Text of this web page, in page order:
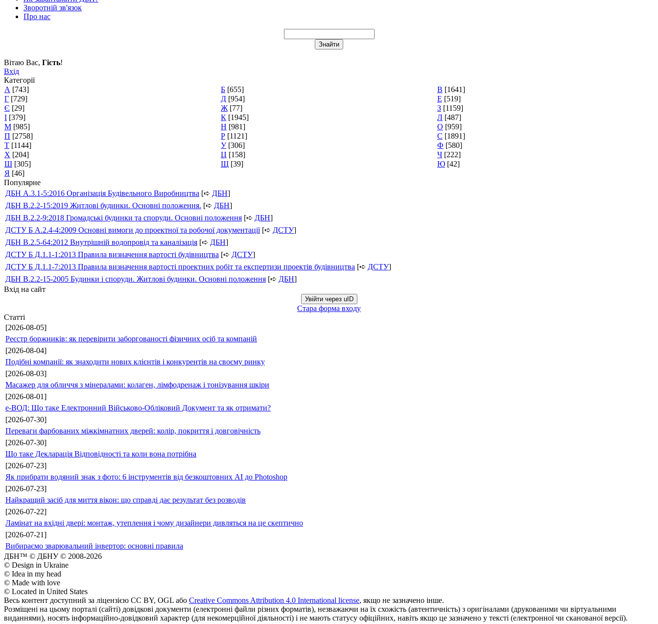
Зворотній зв'язок
Про нас
Вітаю Вас, Гість!
Вхід
Категорії
А [743] Б [655] В [1641]
Г [729] Д [954] Е [519]
Є [29] Ж [77] З [1159]
І [379] К [1945] Л [487]
М [985] Н [981] О [959]
П [2758] Р [1121] С [1891]
Т [1144] У [306] Ф [580]
Х [204] Ц [158] Ч [222]
Ш [305] Щ [39] Ю [42]
Я [46]
Популярне
ДБН А.3.1-5:2016 Організація Будівельного Виробництва [➪ ДБН]
ДБН В.2.2-15:2019 Житлові будинки. Основні положення. [➪ ДБН]
ДБН В.2.2-9:2018 Громадські будинки та споруди. Основні положення [➪ ДБН]
ДСТУ Б А.2.4-4:2009 Основні вимоги до проектної та робочої документації[➪ ДСТУ]
ДБН В.2.5-64:2012 Внутрішній водопровід та каналізація [➪ ДБН]
ДСТУ Б Д.1.1-1:2013 Правила визначення вартості будівництва [➪ ДСТУ]
ДСТУ Б Д.1.1-7:2013 Правила визначення вартості проектних робіт та експертизи проектів будівництва [➪ ДСТУ]
ДБН В.2.2-15-2005 Будинки і споруди. Житлові будинки. Основні положення [➪ ДБН]
Вхід на сайт
Увійти через uID
Стара форма входу
Статті
[2026-08-05]
Реєстр боржників: як перевірити заборгованості фізичних осіб та компаній
[2026-08-04]
Подібні компанії: як знаходити нових клієнтів і конкурентів на своєму ринку
[2026-08-03]
Масажер для обличчя з мінералами: колаген, лімфодренаж і тонізування шкіри
[2026-08-01]
е-ВОД: Що таке Електронний Військово-Обліковий Документ та як отримати?
[2026-07-30]
Переваги фарбованих міжкімнатних дверей: колір, покриття і довговічність
[2026-07-30]
Що таке Декларація Відповідності та коли вона потрібна
[2026-07-23]
Як прибрати водяний знак з фото: 6 інструментів від безкоштовних AI до Photoshop
[2026-07-23]
Найкращий засіб для миття вікон: що справді дає результат без розводів
[2026-07-22]
Ламінат на вхідні двері: монтаж, утеплення і чому дизайнери дивляться на це скептично
[2026-07-21]
Вибираємо зварювальний інвертор: основні правила
ДБН™ © ДБНУ © 2008-2026
© Design in Ukraine
© Idea in my head
© Made with love
© Located in United States
Весь контент доступний за ліцензією CC BY, OGL або Creative Commons Attribution 4.0 International license, якщо не зазначено інше.
Розміщені на цьому порталі (сайті) довідкові документи (електронні файли різних форматів), незважаючи на їх схожість (автентичність) з оригіналами (друкованими чи віртуальними
виданнями), носять інформаційно-довідковий характер (для некомерційної діяльності) і не мають статусу офіційних, навіть якщо це зазначено у тексті (електронної чи сканованої версії).